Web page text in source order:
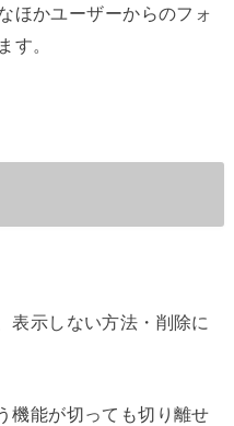
ほかユーザーからのフォ
す。
表示しない方法・削除に
機能が切っても切り離せ